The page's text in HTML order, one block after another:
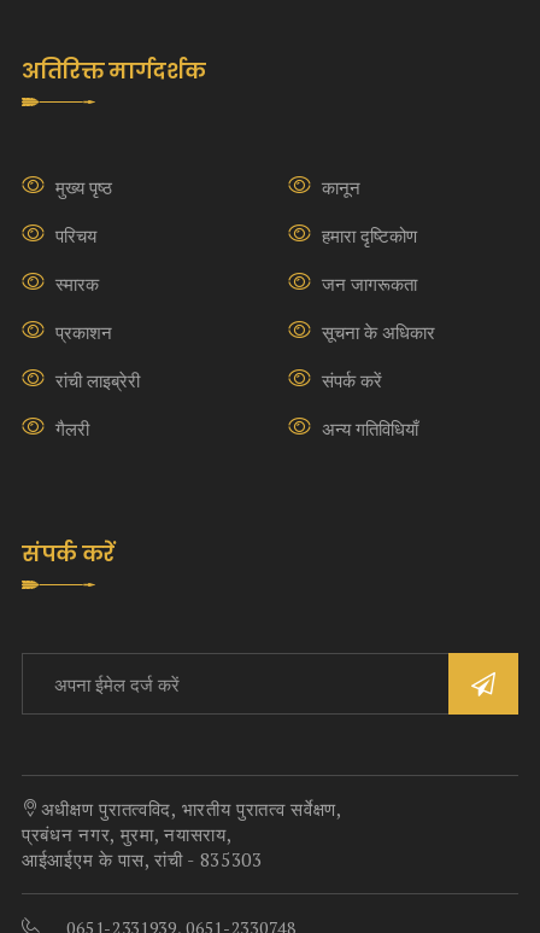
अतिरिक्त मार्गदर्शक
मुख्य पृष्ठ
कानून
परिचय
हमारा दृष्टिकोण
स्मारक
जन जागरूकता
प्रकाशन
सूचना के अधिकार
रांची लाइब्रेरी
संपर्क करें
गैलरी
अन्य गतिविधियाँ
संपर्क करें
अधीक्षण पुरातत्वविद, भारतीय पुरातत्व सर्वेक्षण,
प्रबंधन नगर, मुरमा, नयासराय,
आईआईएम के पास, रांची - 835303
0651-2331939, 0651-2330748